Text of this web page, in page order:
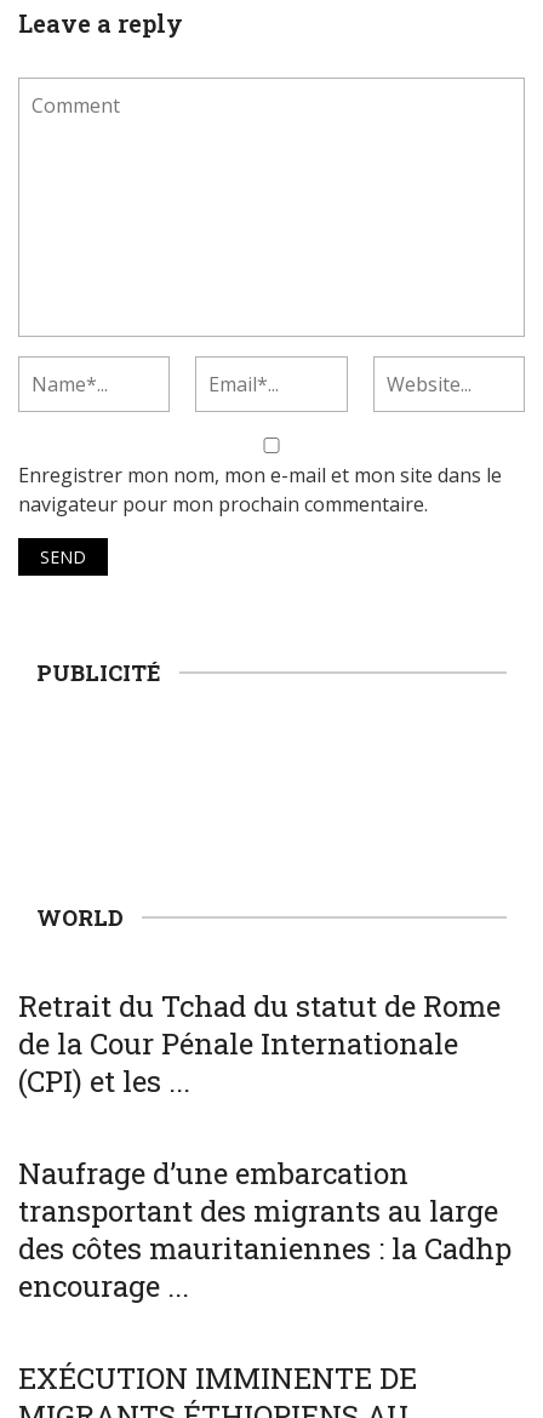
Leave a reply
Enregistrer mon nom, mon e-mail et mon site dans le
navigateur pour mon prochain commentaire.
PUBLICITÉ
WORLD
Retrait du Tchad du statut de Rome
de la Cour Pénale Internationale
(CPI) et les ...
Naufrage d’une embarcation
transportant des migrants au large
des côtes mauritaniennes : la Cadhp
encourage ...
SOCIÉTÉ
EXÉCUTION IMMINENTE DE